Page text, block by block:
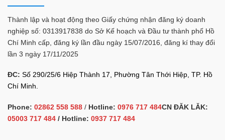
Thành lập và hoạt động theo Giấy chứng nhận đăng ký doanh
nghiệp số: 0313917838 do Sở Kế hoạch và Đầu tư thành phố Hồ
Chí Minh cấp, đăng ký lần đầu ngày 15/07/2016, đăng kí thay đổi
lần 3 ngày 17/11/2025
ĐC: Số 290/25/6 Hiệp Thành 17, Phường Tân Thới Hiệp, TP. Hồ
Chí Minh.
Phone: 02862 558 588 / Hotline: 0976 717 484CN ĐĂK LĂK:
05003 717 484 / Hotline: 0937 717 484